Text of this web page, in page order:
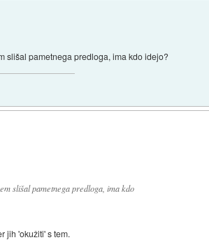
slišal pametnega predloga, ima kdo idejo?
slišal pametnega predloga, ima kdo
jih 'okužiti' s tem.